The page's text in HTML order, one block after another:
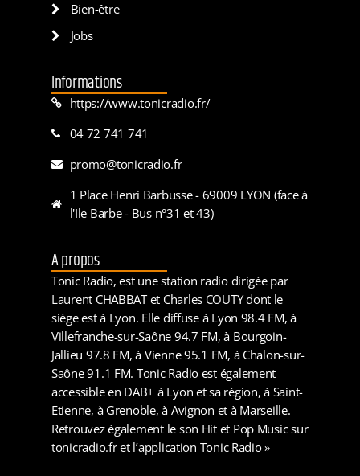
Bien-être
Jobs
Informations
https://www.tonicradio.fr/
04 72 741 741
promo@tonicradio.fr
1 Place Henri Barbusse - 69009 LYON (face à
l'Ile Barbe - Bus n°31 et 43)
A propos
Tonic Radio, est une station radio dirigée par
Laurent CHABBAT et Charles COUTY dont le
siège est à Lyon. Elle diffuse à Lyon 98.4 FM, à
Villefranche-sur-Saône 94.7 FM, à Bourgoin-
Jallieu 97.8 FM, à Vienne 95.1 FM, à Chalon-sur-
Saône 91.1 FM. Tonic Radio est également
accessible en DAB+ à Lyon et sa région, à Saint-
Etienne, à Grenoble, à Avignon et à Marseille.
Retrouvez également le son Hit et Pop Music sur
tonicradio.fr et l’application Tonic Radio »